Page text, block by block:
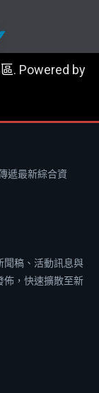
. Powered by
遞最新綜合資
聞稿、活動訊息與
佈，快速擴散至新